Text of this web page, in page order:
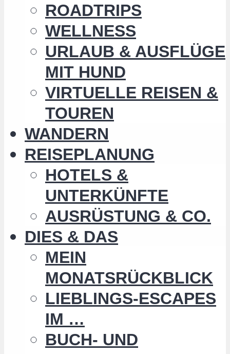
ROADTRIPS
WELLNESS
URLAUB & AUSFLÜGE
MIT HUND
VIRTUELLE REISEN &
TOUREN
WANDERN
REISEPLANUNG
HOTELS &
UNTERKÜNFTE
AUSRÜSTUNG & CO.
DIES & DAS
MEIN
MONATSRÜCKBLICK
LIEBLINGS-ESCAPES
IM …
BUCH- UND